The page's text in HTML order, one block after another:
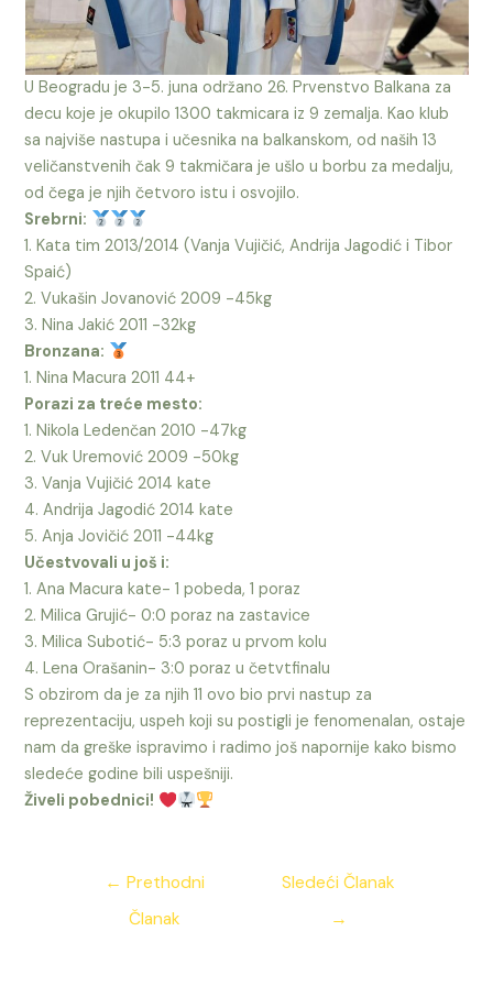
U Beogradu je 3-5. juna održano 26. Prvenstvo Balkana za
decu koje je okupilo 1300 takmicara iz 9 zemalja. Kao klub
sa najviše nastupa i učesnika na balkanskom, od naših 13
veličanstvenih čak 9 takmičara je ušlo u borbu za medalju,
od čega je njih četvoro istu i osvojilo.
Srebrni:
1. Kata tim 2013/2014 (Vanja Vujičić, Andrija Jagodić i Tibor
Spaić)
2. Vukašin Jovanović 2009 -45kg
3. Nina Jakić 2011 -32kg
Bronzana:
1. Nina Macura 2011 44+
Porazi za treće mesto:
1. Nikola Ledenčan 2010 -47kg
2. Vuk Uremović 2009 -50kg
3. Vanja Vujičić 2014 kate
4. Andrija Jagodić 2014 kate
5. Anja Jovičić 2011 -44kg
Učestvovali u još i:
1. Ana Macura kate- 1 pobeda, 1 poraz
2. Milica Grujić- 0:0 poraz na zastavice
3. Milica Subotić- 5:3 poraz u prvom kolu
4. Lena Orašanin- 3:0 poraz u četvtfinalu
S obzirom da je za njih 11 ovo bio prvi nastup za
reprezentaciju, uspeh koji su postigli je fenomenalan, ostaje
nam da greške ispravimo i radimo još napornije kako bismo
sledeće godine bili uspešniji.
Živeli pobednici!
← Prethodni
Članak
Sledeći Članak
→